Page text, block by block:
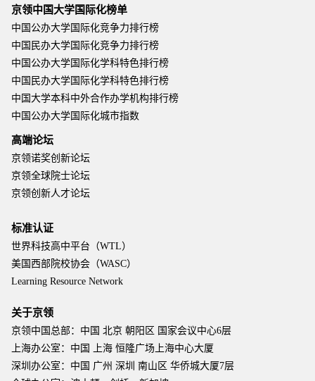
京领中国大学国际化榜单
中国公办大学国际化竞争力排行榜
中国民办大学国际化竞争力排行榜
中国公办大学国际化学科特色排行榜
中国民办大学国际化学科特色排行榜
中国大学本科中外合作办学机构排行榜
中国公办大学国际化城市指数
高端论坛
京领诺奖创新论坛
京领全球院士论坛
京领创新人才论坛
标准认证
世界科技高中平台（WTL）
美国西部院校协会（WASC）
Learning Resource Network
关于京领
京领中国总部：中国 北京 朝阳区 国家会议中心6层
上海办公室：中国 上海 恒隆广场上海中心大厦
深圳办公室：中国 广州 深圳 南山区 华侨城大厦7层